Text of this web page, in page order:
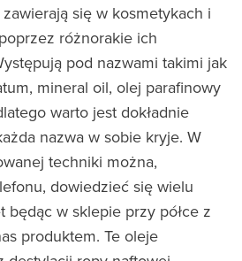
się w kosmetykach i
różnorakie ich
pod nazwami takimi jak
mineral oil, olej parafinowy
warto jest dokładnie
nazwa w sobie kryje. W
techniki można,
dowiedzieć się wielu
będąc w sklepie przy półce z
produktem. Te oleje